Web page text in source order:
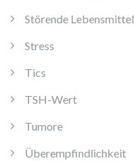
Störende Lebensmittel
Stress
Tics
TSH-Wert
Tumore
Überempfindlichkeit